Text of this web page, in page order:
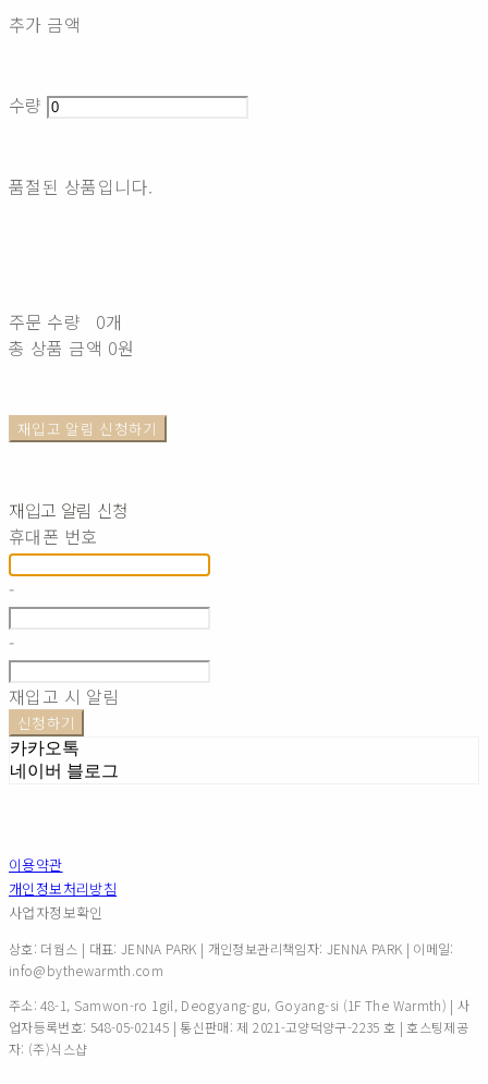
추가 금액
수량
품절된 상품입니다.
주문 수량
0개
총 상품 금액 0원
재입고 알림 신청하기
재입고 알림 신청
휴대폰 번호
-
-
재입고 시 알림
신청하기
카카오톡
네이버 블로그
이용약관
개인정보처리방침
사업자정보확인
상호: 더웜스 | 대표: JENNA PARK | 개인정보관리책임자: JENNA PARK | 이메일:
info@bythewarmth.com
주소: 48-1, Samwon-ro 1gil, Deogyang-gu, Goyang-si (1F The Warmth) | 사
업자등록번호: 548-05-02145 | 통신판매:제 2021-고양덕양구-2235 호 | 호스팅제공
자: (주)식스샵